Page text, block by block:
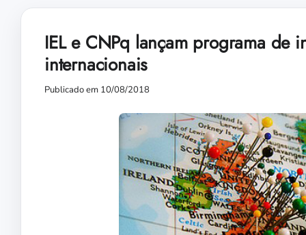
IEL e CNPq lançam programa de
internacionais
Publicado em 10/08/2018